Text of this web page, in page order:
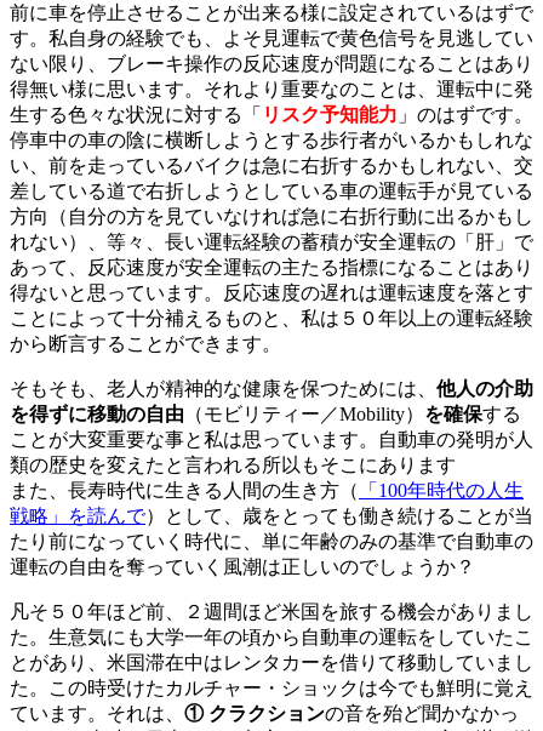
前に車を停止させることが出来る様に設定されているはずで
す。私自身の経験でも、よそ見運転で黄色信号を見逃してい
ない限り、ブレーキ操作の反応速度が問題になることはあり
得無い様に思います。それより重要なのことは、運転中に発
生する色々な状況に対する「 リスク予知能力 」のはずです。
停車中の車の陰に横断しようとする歩行者がいるかもしれな
い、前を走っているバイクは急に右折するかもしれない、交
差している道で右折しようとしている車の運転手が見ている
方向（自分の方を見ていなければ急に右折行動に出るかもし
れない）、等々、長い運転経験の蓄積が安全運転の「肝」で
あって、反応速度が安全運転の主たる指標になることはあり
得ないと思っています。反応速度の遅れは運転速度を落とす
ことによって十分補えるものと、私は５０年以上の運転経験
から断言することができます。
そもそも、老人が精神的な健康を保つためには、 他人の介助
を得ずに移動の自由 （モビリティー／Mobility） を確保する
ことが大変重要な事と私は思っています。自動車の発明が人
類の歴史を変えたと言われる所以もそこにあります
また、長寿時代に生きる人間の生き方（
「100年時代の人生
戦略」を読んで）として、歳をとっても働き続けることが当
たり前になっていく時代に、単に年齢のみの基準で自動車の
運転の自由を奪っていく風潮は正しいのでしょうか？
凡そ５０年ほど前、２週間ほど米国を旅する機会がありまし
た。生意気にも大学一年の頃から自動車の運転をしていたこ
とがあり、米国滞在中はレンタカーを借りて移動していまし
た。この時受けたカルチャー・ショックは今でも鮮明に覚え
ています。それは、 ① クラクションの音を殆ど聞かなかっ